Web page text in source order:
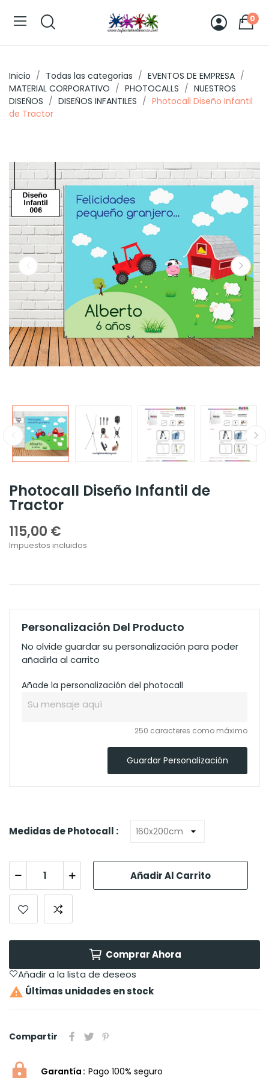
0
Inicio Todas las categorias
EVENTOS DE EMPRESA
MATERIAL CORPORATIVO
PHOTOCALLS
NUESTROS
DISEÑOS
DISEÑOS INFANTILES
Photocall Diseño Infantil
de Tractor
Photocall Diseño Infantil de
Tractor
115,00 €
Impuestos incluidos
Personalización Del Producto
No olvide guardar su personalización para poder
añadirla al carrito
Añade la personalización del photocall
250 caracteres como máximo
Guardar Personalización
Medidas de Photocall :
Añadir Al Carrito
Comprar Ahora
Añadir a la lista de deseos
 Últimas unidades en stock
Compartir
Garantía Pago 100% seguro